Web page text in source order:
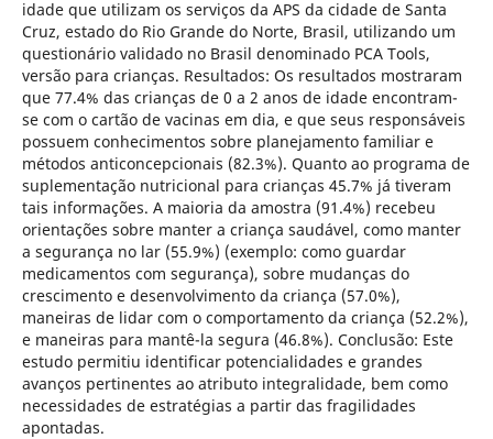
idade que utilizam os serviços da APS da cidade de Santa
Cruz, estado do Rio Grande do Norte, Brasil, utilizando um
questionário validado no Brasil denominado PCA Tools,
versão para crianças. Resultados: Os resultados mostraram
que 77.4% das crianças de 0 a 2 anos de idade encontram-
se com o cartão de vacinas em dia, e que seus responsáveis
possuem conhecimentos sobre planejamento familiar e
métodos anticoncepcionais (82.3%). Quanto ao programa de
suplementação nutricional para crianças 45.7% já tiveram
tais informações. A maioria da amostra (91.4%) recebeu
orientações sobre manter a criança saudável, como manter
a segurança no lar (55.9%) (exemplo: como guardar
medicamentos com segurança), sobre mudanças do
crescimento e desenvolvimento da criança (57.0%),
maneiras de lidar com o comportamento da criança (52.2%),
e maneiras para mantê-la segura (46.8%). Conclusão: Este
estudo permitiu identificar potencialidades e grandes
avanços pertinentes ao atributo integralidade, bem como
necessidades de estratégias a partir das fragilidades
apontadas.